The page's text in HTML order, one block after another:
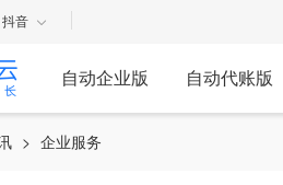
抖音
自动企业版 自动代账版
> 企业服务